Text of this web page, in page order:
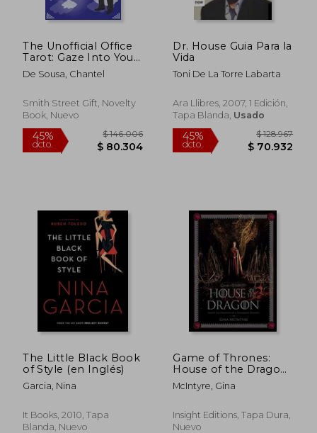
45%
dcto. $ 126.587
45%
dcto.
The Unofficial Office
Tarot: Gaze Into Your
Future With the
Scranton Branch (en
De Sousa, Chantel
Smith Street Gift, Novelty
Book, Nuevo
45%
dcto.
$ 146.006
$ 80.304
Dr. House Guia Para la
Vida
Toni De La Torre Labarta
Ara Llibres, 2007, 1 Edición,
Tapa Blanda, Usado
45%
dcto. $
The Little Black Book
of Style (en Inglés)
Garcia, Nina
It Books, 2010, Tapa
Blanda, Nuevo
Game of Thrones:
House of the Dragon:
Inside the Creation of
a Targaryen Dynasty
McIntyre, Gina
Insight Editions, Tapa Dura,
Nuevo